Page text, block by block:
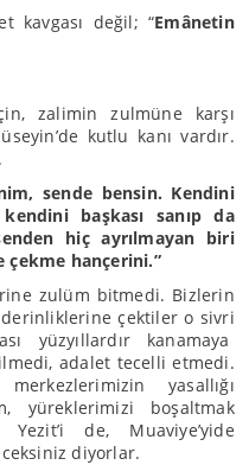
kavgası değil; “Emânetin
zalimin zulmüne karşı
kutlu kanı vardır.
sende bensin. Kendini
başkası sanıp da
hiç ayrılmayan biri
çekme hançerini.”
zulüm bitmedi. Bizlerin
çektiler o sivri
yüzyıllardır kanamaya
adalet tecelli etmedi.
yasallığı
yüreklerimizi boşaltmak
de, Muaviye’yide
diyorlar.